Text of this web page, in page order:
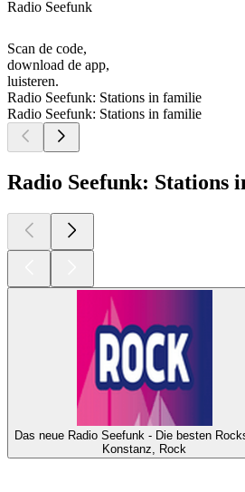
Radio Seefunk
Scan de code,
download de app,
luisteren.
Radio Seefunk: Stations in familie
Radio Seefunk: Stations in familie
Radio Seefunk: Stations
Das neue Radio Seefunk - Die besten
Konstanz, Rock